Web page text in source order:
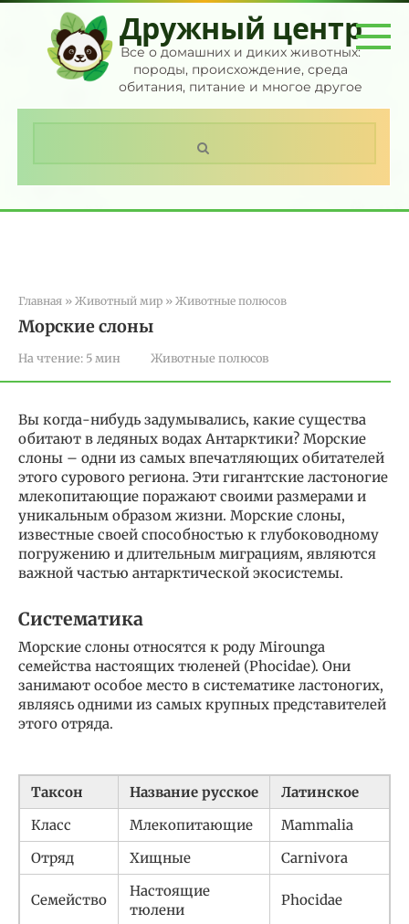
Перейти
контенту
Дружный центр
Все о домашних и диких животных:
породы, происхождение, среда
обитания, питание и многое другое
Главная » Животный мир » Животные полюсов
Морские слоны
На чтение: 5 мин Животные полюсов
Вы когда-нибудь задумывались, какие существа
обитают в ледяных водах Антарктики? Морские
слоны – одни из самых впечатляющих обитателей
этого сурового региона. Эти гигантские ластоногие
млекопитающие поражают своими размерами и
уникальным образом жизни. Морские слоны,
известные своей способностью к глубоководному
погружению и длительным миграциям, являются
важной частью антарктической экосистемы.
Систематика
Морские слоны относятся к роду Mirounga
семейства настоящих тюленей (Phocidae). Они
занимают особое место в систематике ластоногих,
являясь одними из самых крупных представителей
этого отряда.
Таксон Название русское
Латинское
Класс
Млекопитающие
Mammalia
Отряд
Хищные Carnivora
Семейство
Настоящие
тюлени
Phocidae